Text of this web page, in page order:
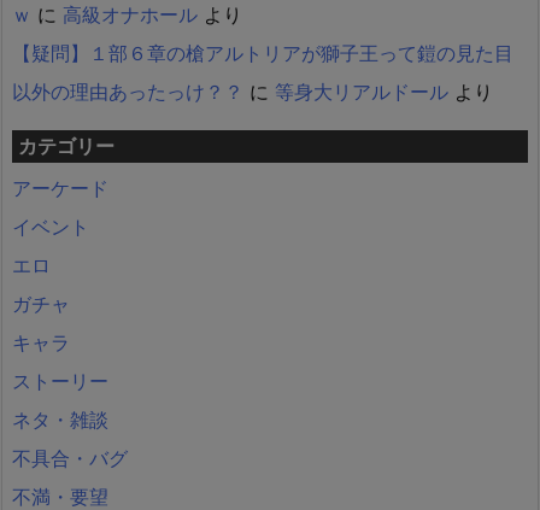
ｗ に 高級オナホール より
【疑問】１部６章の槍アルトリアが獅子王って鎧の見た目
以外の理由あったっけ？？ に 等身大リアルドール より
カテゴリー
アーケード
イベント
エロ
ガチャ
キャラ
ストーリー
ネタ・雑談
不具合・バグ
不満・要望